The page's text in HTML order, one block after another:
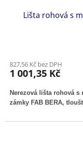
Lišta rohová s
827,56 Kč bez DPH
1 001,35 Kč
Nerezová lišta rohová s
zámky FAB BERA,